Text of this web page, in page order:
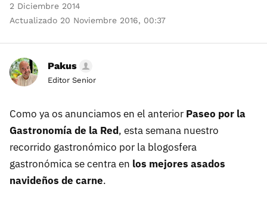
2 Diciembre 2014
Actualizado 20 Noviembre 2016, 00:37
Pakus
Editor Senior
Como ya os anunciamos en el anterior Paseo por la
Gastronomía de la Red, esta semana nuestro
recorrido gastronómico por la blogosfera
gastronómica se centra en los mejores asados
navideños de carne.